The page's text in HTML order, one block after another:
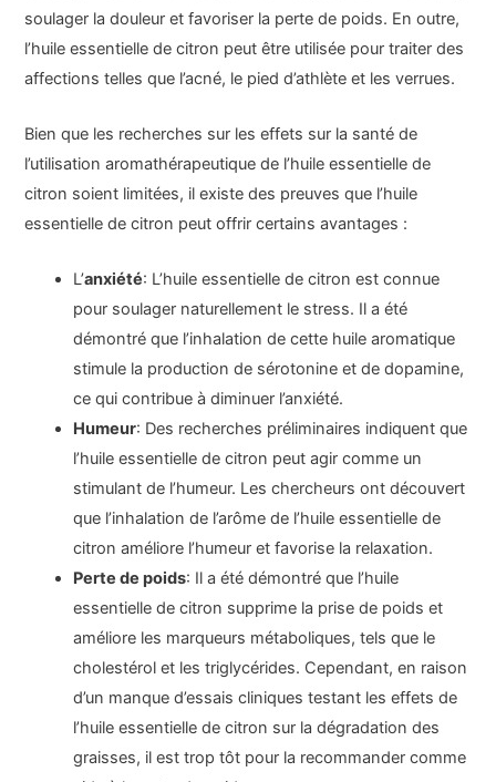
soulager la douleur et favoriser la perte de poids. En outre,
l’huile essentielle de citron peut être utilisée pour traiter des
affections telles que l’acné, le pied d’athlète et les verrues.
Bien que les recherches sur les effets sur la santé de
l’utilisation aromathérapeutique de l’huile essentielle de
citron soient limitées, il existe des preuves que l’huile
essentielle de citron peut offrir certains avantages :
L’anxiété: L’huile essentielle de citron est connue
pour soulager naturellement le stress. Il a été
démontré que l’inhalation de cette huile aromatique
stimule la production de sérotonine et de dopamine,
ce qui contribue à diminuer l’anxiété.
Humeur: Des recherches préliminaires indiquent que
l’huile essentielle de citron peut agir comme un
stimulant de l’humeur. Les chercheurs ont découvert
que l’inhalation de l’arôme de l’huile essentielle de
citron améliore l’humeur et favorise la relaxation.
Perte de poids: Il a été démontré que l’huile
essentielle de citron supprime la prise de poids et
améliore les marqueurs métaboliques, tels que le
cholestérol et les triglycérides. Cependant, en raison
d’un manque d’essais cliniques testant les effets de
l’huile essentielle de citron sur la dégradation des
graisses, il est trop tôt pour la recommander comme